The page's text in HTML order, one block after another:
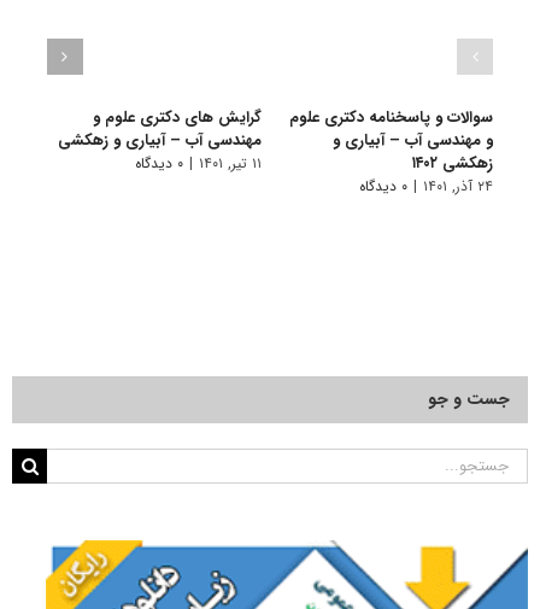
سوالات و پاسخنامه دکتری علوم
و مهندسی آب – آبیاری و
زهکشی ۱۴۰۲
۲۴ آذر, ۱۴۰۱ | ۰ دیدگاه
گرایش های دکتری ﻋﻠﻮم و
ﻣﻬﻨﺪسی آب – آبیاری و زهکشی
۱۱ تیر, ۱۴۰۱ | ۰ دیدگاه
جست و جو
جستجو